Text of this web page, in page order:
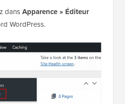
dansApparence » Éditeur
WordPress.